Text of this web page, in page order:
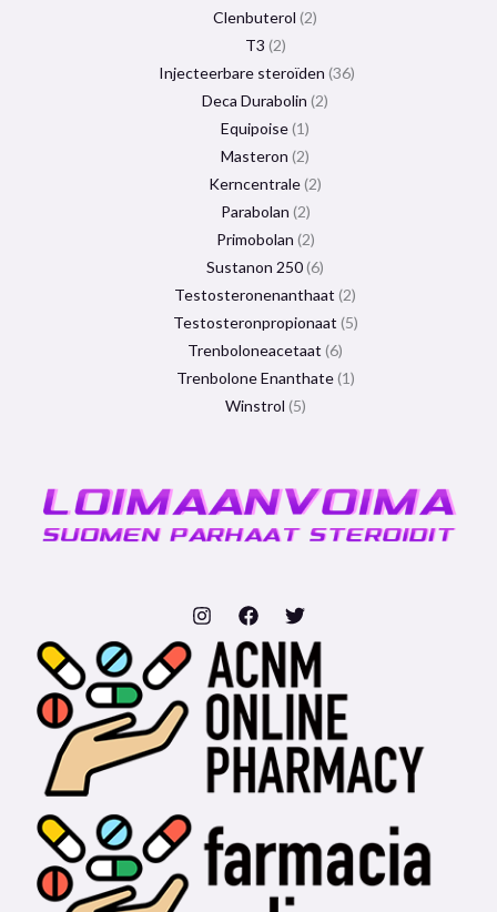
Clenbuterol 2
T3 2
Injecteerbare steroïden 36
Deca Durabolin 2
Equipoise 1
Masteron 2
Kerncentrale 2
Parabolan 2
Primobolan 2
Sustanon 250 6
Testosteronenanthaat 2
Testosteronpropionaat 5
Trenboloneacetaat 6
Trenbolone Enanthate 1
Winstrol 5